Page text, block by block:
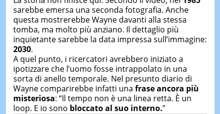
sarebbe emersa una seconda fotografia. Anche
questa mostrerebbe Wayne davanti alla stessa
tomba, ma molto più anziano. Il dettaglio più
inquietante sarebbe la data impressa sull’immagine:
2030.
A quel punto, i ricercatori avrebbero iniziato a
ipotizzare che l’uomo fosse intrappolato in una
sorta di anello temporale. Nel presunto diario di
Wayne comparirebbe infatti una frase ancora più
misteriosa: “Il tempo non è una linea retta. È un
loop. E io sono bloccato al suo interno.”